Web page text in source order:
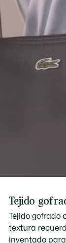
Para llevar
Descubre más
Tejido
Tejido gofrado
textura
inventado para